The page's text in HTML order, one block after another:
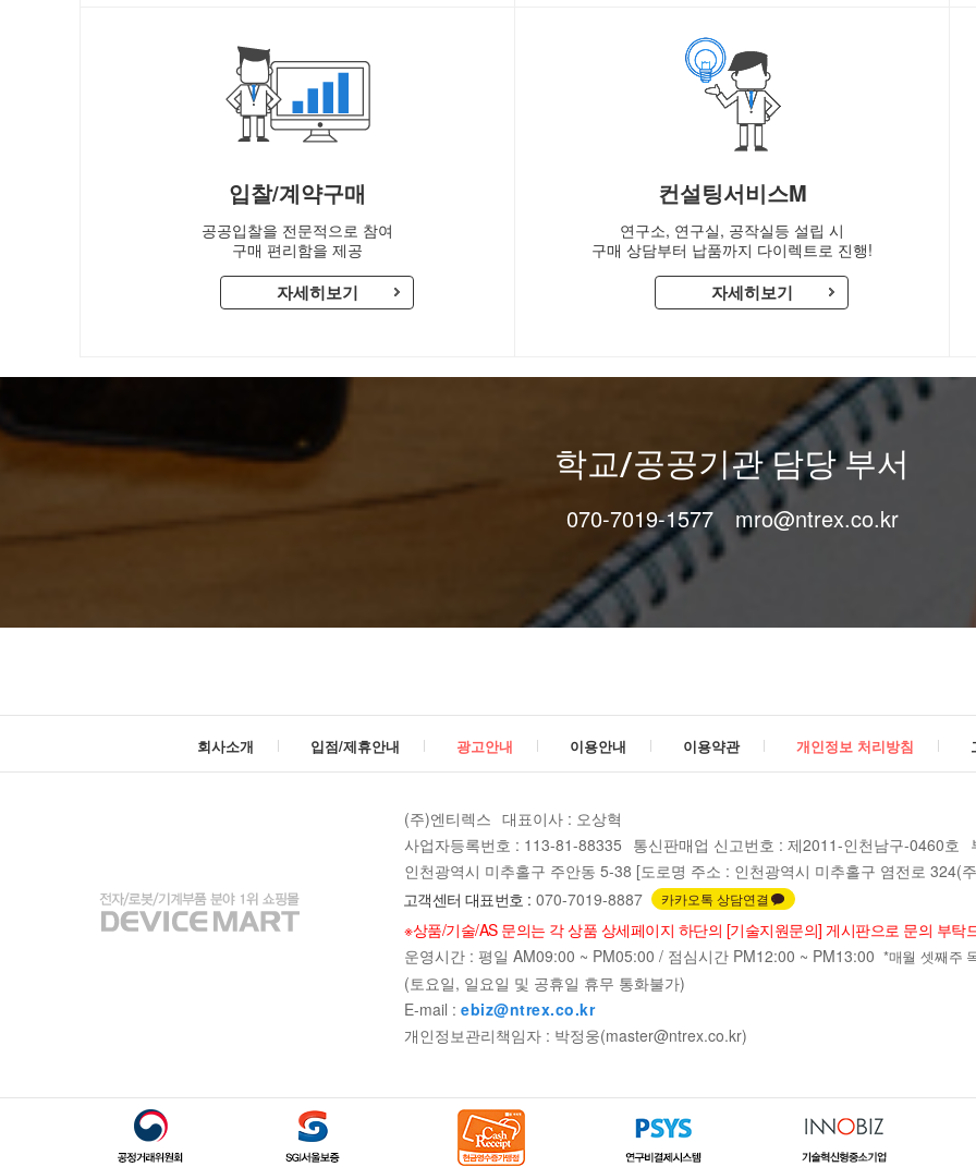
입찰/계약구매
공공입찰을 전문적으로 참여
구매 편리함을 제공
자세히보기
컨설팅서비스M
연구소, 연구실, 공작실등 설립 시
구매 상담부터 납품까지 다이렉트로 진행!
자세히보기
학교/공공기관 담당 부서
070-7019-1577 mro@ntrex.co.kr
회사소개 입점/제휴안내 광고안내 이용안내 이용약관 개인정보 처리방침
(주)엔티렉스 대표이사 : 오상혁
사업자등록번호 : 113-81-88335 통신판매업 신고번호 : 제2011-인천남구-0460호
인천광역시 미추홀구 주안동 5-38 [도로명 주소 : 인천광역시 미추홀구 염전로 324(
고객센터 대표번호 : 070-7019-8887 카카오톡 상담연결
※상품/기술/AS 문의는 각 상품 상세페이지 하단의 [기술지원문의] 게시판으로 문의 부탁
운영시간 : 평일 AM09:00 ~ PM05:00 / 점심시간 PM12:00 ~ PM13:00 *매월 셋째주
(토요일, 일요일 및 공휴일 휴무 통화불가)
E-mail : ebiz@ntrex.co.kr
개인정보관리책임자 : 박정웅(master@ntrex.co.kr)